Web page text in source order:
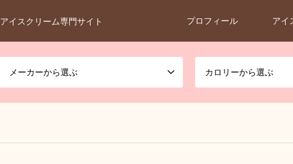
アイスクリーム専門サイト プロフィール アイ
メーカーから選ぶ カロリーから選ぶ